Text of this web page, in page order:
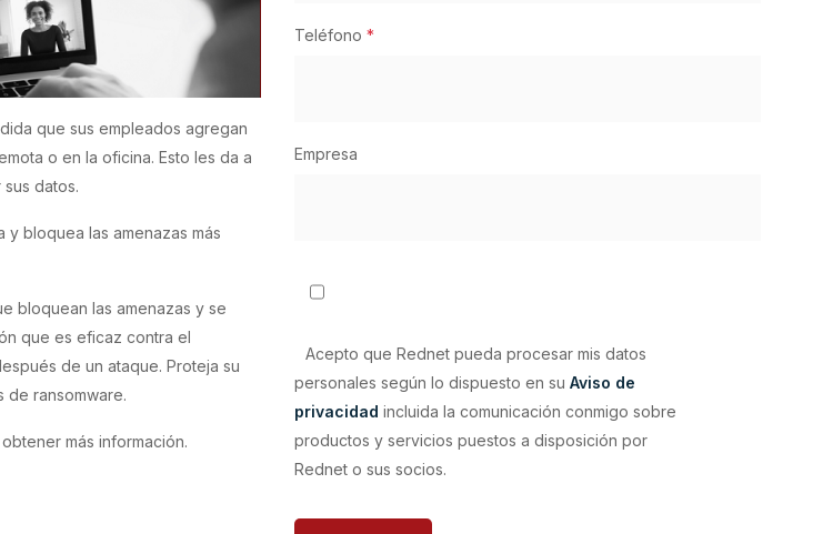
que sus empleados agregan
o en la oficina. Esto les da a
datos.
bloquea las amenazas más
bloquean las amenazas y se
que es eficaz contra el
de un ataque. Proteja su
de ransomware.
más información.
Teléfono *
Empresa
Acepto que Rednet pueda procesar mis datos
personales según lo dispuesto en su Aviso de
privacidad incluida la comunicación conmigo sobre
productos y servicios puestos a disposición por
Rednet o sus socios.